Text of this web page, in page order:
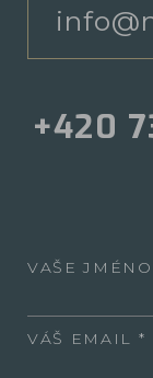
+420
VAŠE JMÉNO
VÁŠ EMAIL